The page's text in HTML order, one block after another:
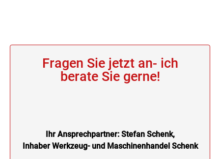
Fragen Sie jetzt an- ich
berate Sie gerne!
Ihr Ansprechpartner: Stefan Schenk,
Inhaber Werkzeug- und Maschinenhandel Schenk